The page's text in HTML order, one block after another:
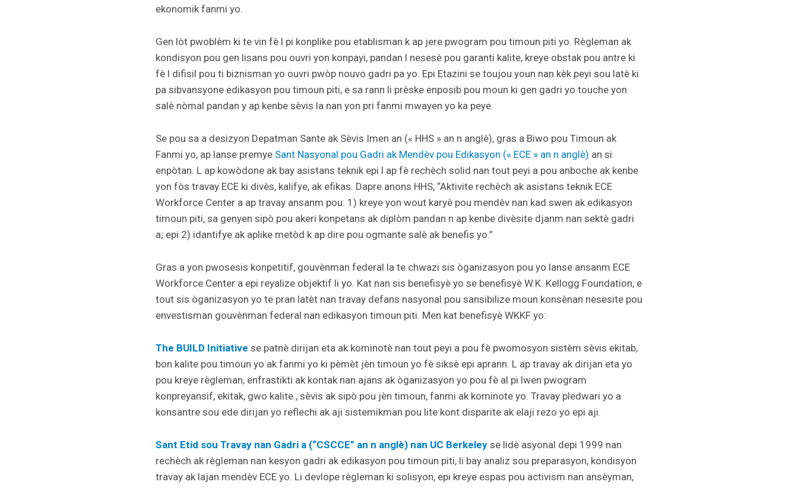
ekonomik fanmi yo.
Gen lòt pwoblèm ki te vin fè l pi konplike pou etablisman k ap jere pwogram pou timoun piti yo. Règleman ak
kondisyon pou gen lisans pou ouvri yon konpayi, pandan l nesesè pou garanti kalite, kreye obstak pou antre ki
fè l difisil pou ti biznisman yo ouvri pwòp nouvo gadri pa yo. Epi Etazini se toujou youn nan kèk peyi sou latè ki
pa sibvansyone edikasyon pou timoun piti, e sa rann li prèske enposib pou moun ki gen gadri yo touche yon
salè nòmal pandan y ap kenbe sèvis la nan yon pri fanmi mwayen yo ka peye.
Se pou sa a desizyon Depatman Sante ak Sèvis Imen an (« HHS » an n anglè), gras a Biwo pou Timoun ak
Fanmi yo, ap lanse premye Sant Nasyonal pou Gadri ak Mendèv pou Edikasyon (« ECE » an n anglè) an si
enpòtan. L ap kowòdone ak bay asistans teknik epi l ap fè rechèch solid nan tout peyi a pou anboche ak kenbe
yon fòs travay ECE ki divès, kalifye, ak efikas. Dapre anons HHS, “Aktivite rechèch ak asistans teknik ECE
Workforce Center a ap travay ansanm pou: 1) kreye yon wout karyè pou mendèv nan kad swen ak edikasyon
timoun piti, sa genyen sipò pou akeri konpetans ak diplòm pandan n ap kenbe divèsite djanm nan sektè gadri
a; epi 2) idantifye ak aplike metòd k ap dire pou ogmante salè ak benefis yo.”
Gras a yon pwosesis konpetitif, gouvènman federal la te chwazi sis òganizasyon pou yo lanse ansanm ECE
Workforce Center a epi reyalize objektif li yo. Kat nan sis benefisyè yo se benefisyè W.K. Kellogg Foundation, e
tout sis òganizasyon yo te pran latèt nan travay defans nasyonal pou sansibilize moun konsènan nesesite pou
envestisman gouvènman federal nan edikasyon timoun piti. Men kat benefisyè WKKF yo:
The BUILD Initiative se patnè dirijan eta ak kominotè nan tout peyi a pou fè pwomosyon sistèm sèvis ekitab,
bon kalite pou timoun yo ak fanmi yo ki pèmèt jèn timoun yo fè siksè epi aprann. L ap travay ak dirijan eta yo
pou kreye règleman, enfrastikti ak kontak nan ajans ak òganizasyon yo pou fè al pi lwen pwogram
konpreyansif, ekitak, gwo kalite , sèvis ak sipò pou jèn timoun, fanmi ak kominote yo. Travay pledwari yo a
konsantre sou ede dirijan yo reflechi ak aji sistemikman pou lite kont disparite ak elaji rezo yo epi aji.
Sant Etid sou Travay nan Gadri a (“CSCCE” an n anglè) nan UC Berkeley se lidè asyonal depi 1999 nan
rechèch ak règleman nan kesyon gadri ak edikasyon pou timoun piti, li bay analiz sou preparasyon, kondisyon
travay ak lajan mendèv ECE yo. Li devlope règleman ki solisyon, epi kreye espas pou activism nan ansèyman,